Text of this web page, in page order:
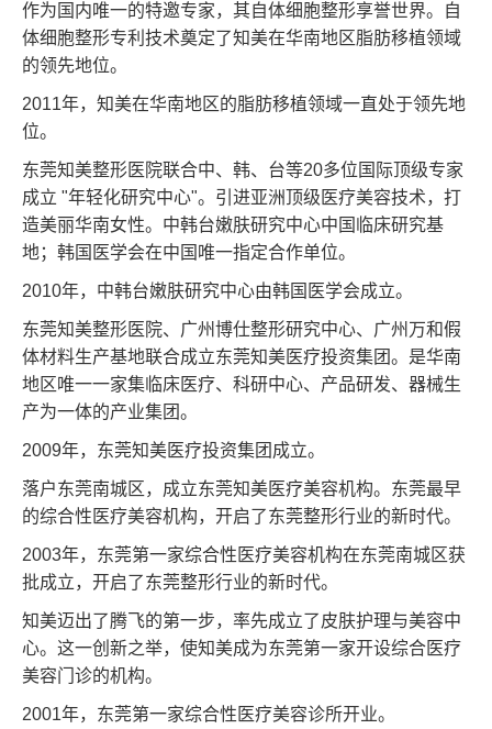
作为国内唯一的特邀专家，其自体细胞整形享誉世界。自
体细胞整形专利技术奠定了知美在华南地区脂肪移植领域
的领先地位。
2011年，知美在华南地区的脂肪移植领域一直处于领先地
位。
东莞知美整形医院联合中、韩、台等20多位国际顶级专家
成立 "年轻化研究中心"。引进亚洲顶级医疗美容技术，打
造美丽华南女性。中韩台嫩肤研究中心中国临床研究基
地；韩国医学会在中国唯一指定合作单位。
2010年，中韩台嫩肤研究中心由韩国医学会成立。
东莞知美整形医院、广州博仕整形研究中心、广州万和假
体材料生产基地联合成立东莞知美医疗投资集团。是华南
地区唯一一家集临床医疗、科研中心、产品研发、器械生
产为一体的产业集团。
2009年，东莞知美医疗投资集团成立。
落户东莞南城区，成立东莞知美医疗美容机构。东莞最早
的综合性医疗美容机构，开启了东莞整形行业的新时代。
2003年，东莞第一家综合性医疗美容机构在东莞南城区获
批成立，开启了东莞整形行业的新时代。
知美迈出了腾飞的第一步，率先成立了皮肤护理与美容中
心。这一创新之举，使知美成为东莞第一家开设综合医疗
美容门诊的机构。
2001年，东莞第一家综合性医疗美容诊所开业。